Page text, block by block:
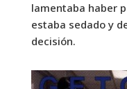
lamentaba haber
estaba sedado y
decisión.